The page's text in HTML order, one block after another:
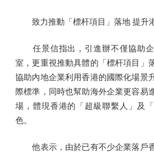
致力推動「標杆項目」落地 提升
任景信指出，引進辦不僅協助企
室，更重視推動具體的「標杆項目」
協助內地企業利用香港的國際化場景
際標準，同時也幫助海外企業更容易
場，體現香港的「超級聯繫人」及
色。
他表示，由於已有不少企業落戶